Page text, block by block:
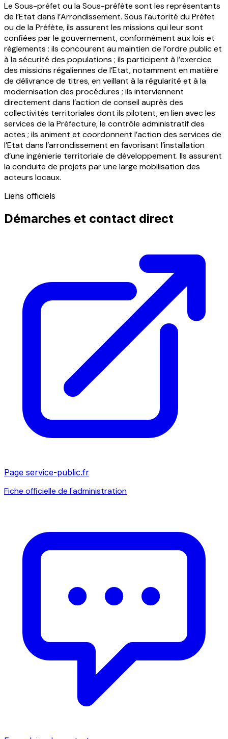
Le Sous-préfet ou la Sous-préfète sont les représentants
de l’Etat dans l’Arrondissement. Sous l’autorité du Préfet
ou de la Préfète, ils assurent les missions qui leur sont
confiées par le gouvernement, conformément aux lois et
règlements : ils concourent au maintien de l’ordre public et
à la sécurité des populations ; ils participent à l’exercice
des missions régaliennes de l’Etat, notamment en matière
de délivrance de titres, en veillant à la régularité et à la
modernisation des procédures ; ils interviennent
directement dans l’action de conseil auprès des
collectivités territoriales dont ils pilotent, en lien avec les
services de la Préfecture, le contrôle administratif des
actes ; ils animent et coordonnent l’action des services de
l’Etat dans l’arrondissement en favorisant l’installation
d’une ingénierie territoriale de développement. Ils assurent
la conduite de projets par une large mobilisation des
acteurs locaux.
Liens officiels
Démarches et contact direct
Page service-public.fr
Fiche officielle de l'administration